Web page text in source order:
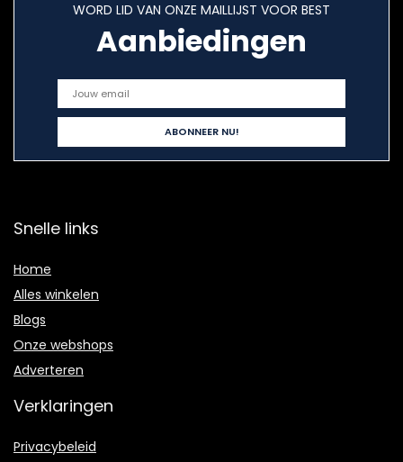
WORD LID VAN ONZE MAILLIJST VOOR BEST
Aanbiedingen
Snelle links
Home
Alles winkelen
Blogs
Onze webshops
Adverteren
Verklaringen
Privacybeleid